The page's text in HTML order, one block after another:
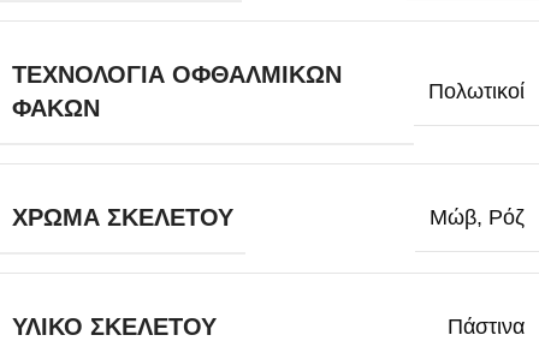
ΤΕΧΝΟΛΟΓΊΑ ΟΦΘΑΛΜΙΚΏΝ
ΦΑΚΏΝ
Πολωτικοί
ΧΡΏΜΑ ΣΚΕΛΕΤΟΎ Μώβ, Ρόζ
ΥΛΙΚΌ ΣΚΕΛΕΤΟΎ Πάστινα